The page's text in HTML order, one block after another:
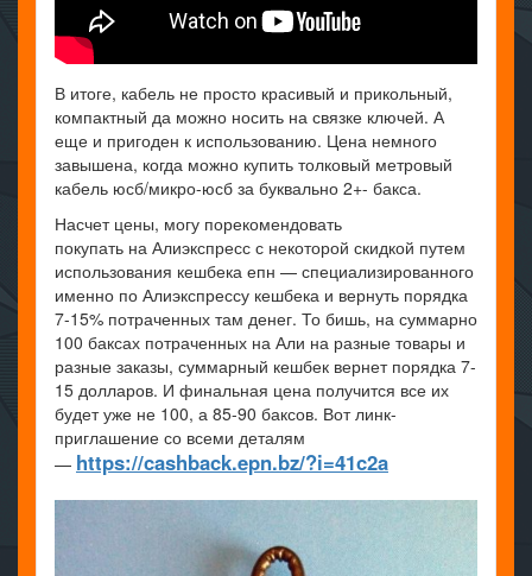
В итоге, кабель не просто красивый и прикольный,
компактный да можно носить на связке ключей. А
еще и пригоден к использованию. Цена немного
завышена, когда можно купить толковый метровый
кабель юсб/микро-юсб за буквально 2+- бакса.
Насчет цены, могу порекомендовать
покупать на Алиэкспресс с некоторой скидкой путем
использования кешбека епн — специализированного
именно по Алиэкспрессу кешбека и вернуть порядка
7-15% потраченных там денег. То бишь, на суммарно
100 баксах потраченных на Али на разные товары и
разные заказы, суммарный кешбек вернет порядка 7-
15 долларов. И финальная цена получится все их
будет уже не 100, а 85-90 баксов. Вот линк-
приглашение со всеми деталям
— https://cashback.epn.bz/?i=41c2a